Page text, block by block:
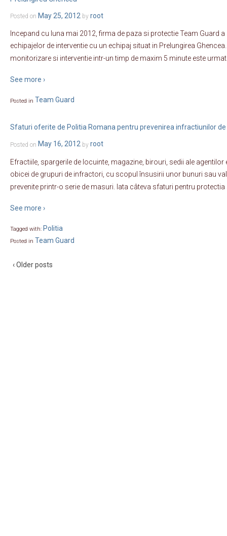
Posted on May 25, 2012 by root
Incepand cu luna mai 2012, firma de paza si protectie Team Guard
echipajelor de interventie cu un echipaj situat in Prelungirea
monitorizare si interventie intr-un timp de maxim 5 minute este
See more ›
Posted in Team Guard
Sfaturi oferite de Politia Romana pentru prevenirea infractiunilor
Posted on May 16, 2012 by root
Efractiile, spargerile de locuinte, magazine, birouri, sedii ale
obicei de grupuri de infractori, cu scopul însusirii unor bunuri sau
prevenite printr-o serie de masuri. Iata câteva sfaturi pentru
See more ›
Tagged with: Politia
Posted in Team Guard
‹ Older posts